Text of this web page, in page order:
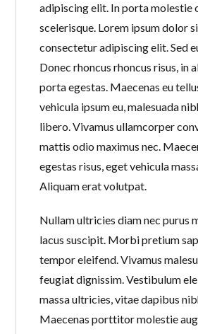
adipiscing elit. In porta molestie
scelerisque. Lorem ipsum dolor
consectetur adipiscing elit. Sed
Donec rhoncus rhoncus risus, in
porta egestas. Maecenas eu
vehicula ipsum eu, malesuada
libero. Vivamus ullamcorper
mattis odio maximus nec.
egestas risus, eget vehicula
Aliquam erat volutpat.
Nullam ultricies diam nec purus
lacus suscipit. Morbi pretium
tempor eleifend. Vivamus
feugiat dignissim. Vestibulum
massa ultricies, vitae dapibus
Maecenas porttitor molestie